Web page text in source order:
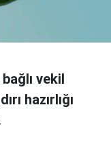
vekil
hazırlığı